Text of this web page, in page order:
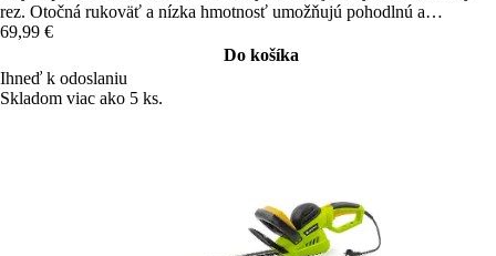
rez. Otočná rukoväť a nízka hmotnosť umožňujú pohodlnú a
bezpečnú prácu v akejkoľvek polohe.
69,99 €
Do košíka
Ihneď k odoslaniu
Skladom viac ako 5 ks.